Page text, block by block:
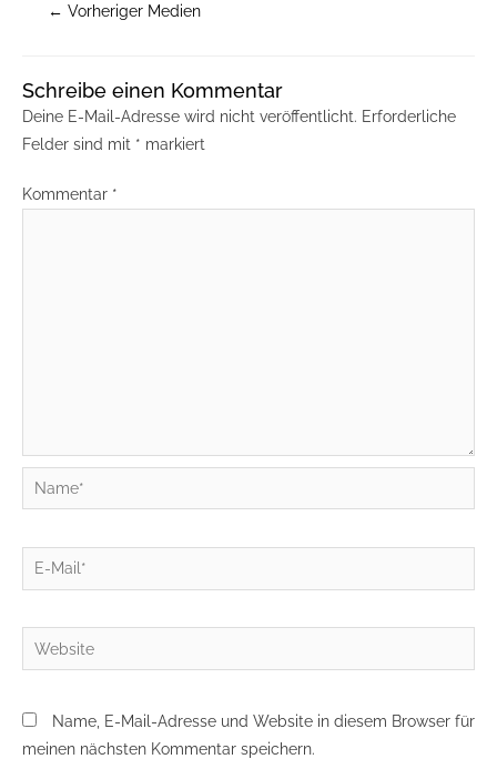
← Vorheriger Medien
Schreibe einen Kommentar
Deine E-Mail-Adresse wird nicht veröffentlicht. Erforderliche
Felder sind mit * markiert
Kommentar *
Name*
E-
Mail*
Website
Name, E-Mail-Adresse und Website in diesem Browser für
meinen nächsten Kommentar speichern.